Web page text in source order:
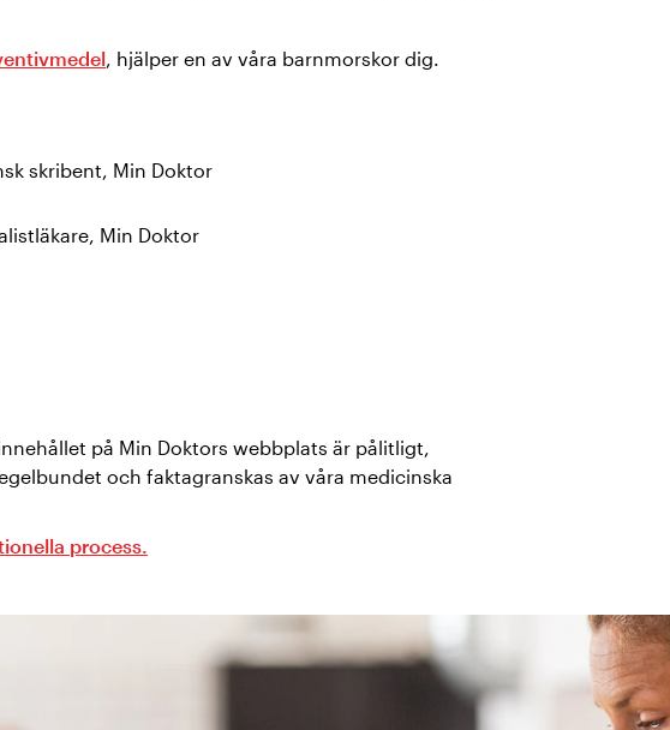
, hjälper en av våra barnmorskor dig.
skribent, Min Doktor
, Min Doktor
på Min Doktors webbplats är pålitligt,
och faktagranskas av våra medicinska
process.